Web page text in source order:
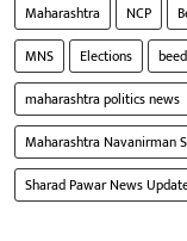
Maharashtra NCP
MNS
Elections
maharashtra politics news
Maharashtra Navanirman
Sharad Pawar News